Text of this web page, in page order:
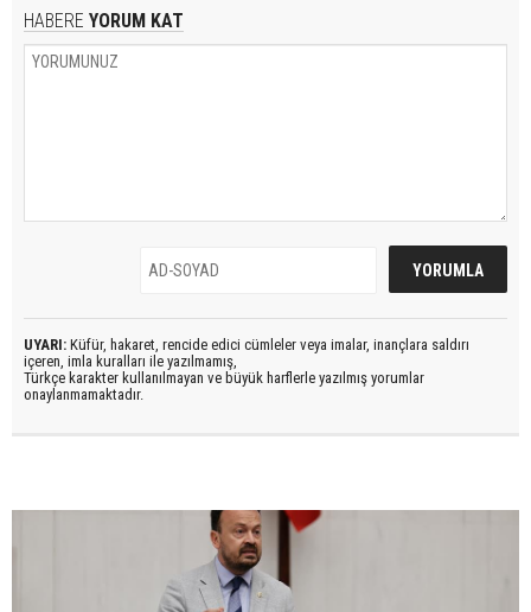
HABERE YORUM KAT
UYARI: Küfür, hakaret, rencide edici cümleler veya imalar, inançlara saldırı
içeren, imla kuralları ile yazılmamış,
Türkçe karakter kullanılmayan ve büyük harflerle yazılmış yorumlar
onaylanmamaktadır.